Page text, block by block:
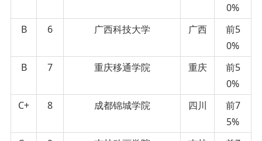
0%
B
6 广西科技大学 广西
前5
0%
B
7 重庆移通学院 重庆
前5
0%
C+
8 成都锦城学院 四川
前7
5%